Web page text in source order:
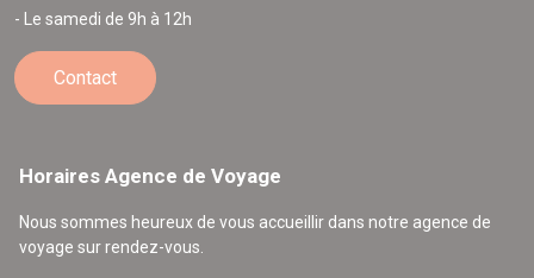
- Le samedi de 9h à 12h
Contact
Horaires Agence de Voyage
Nous sommes heureux de vous accueillir dans notre agence de
voyage sur rendez-vous.